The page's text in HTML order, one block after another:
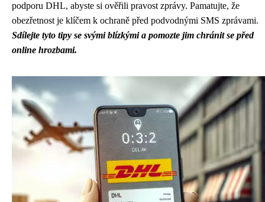
podporu DHL, abyste si ověřili pravost zprávy. Pamatujte, že
obezřetnost je klíčem k ochraně před podvodnými SMS zprávami.
Sdílejte tyto tipy se svými blízkými a pomozte jim chránit se před
online hrozbami.